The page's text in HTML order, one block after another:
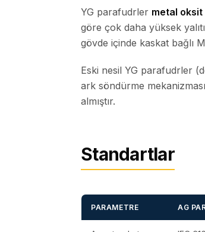
YG parafudrler metal oksit
göre çok daha yüksek
gövde içinde kaskat bağlı
Eski nesil YG parafudrler
ark söndürme
almıştır.
Standartlar
PARAMETRE AG